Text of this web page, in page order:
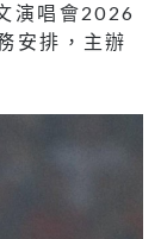
演唱會2026
安排，主辦